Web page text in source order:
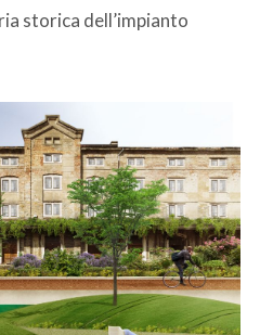
storica dell’impianto